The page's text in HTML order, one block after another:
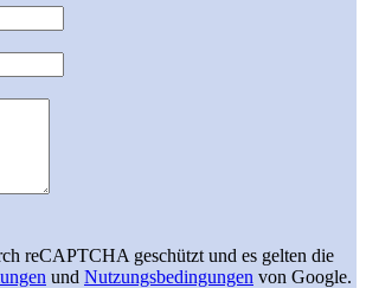
reCAPTCHA geschützt und es gelten die
und Nutzungsbedingungen von Google.